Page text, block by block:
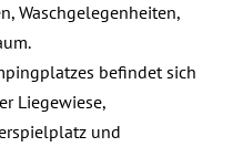
Waschgelegenheiten,
befindet sich
Liegewiese,
und